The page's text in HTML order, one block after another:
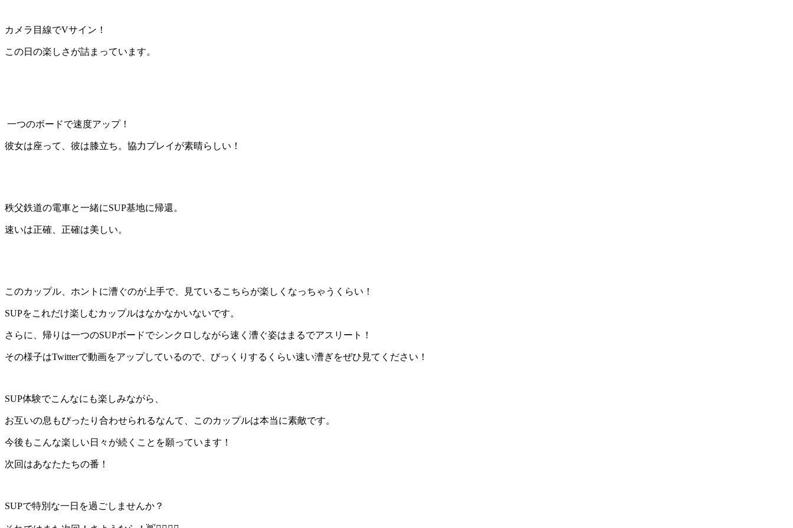
カメラ目線でVサイン！
この日の楽しさが詰まっています。
一つのボードで速度アップ！
彼女は座って、彼は膝立ち。協力プレイが素晴らしい！
秩父鉄道の電車と一緒にSUP基地に帰還。
速いは正確、正確は美しい。
このカップル、ホントに漕ぐのが上手で、見ているこちらが楽しくなっちゃうくらい！
SUPをこれだけ楽しむカップルはなかなかいないです。
さらに、帰りは一つのSUPボードでシンクロしながら速く漕ぐ姿はまるでアスリート！
その様子はTwitterで動画をアップしているので、びっくりするくらい速い漕ぎをぜひ見てください！
SUP体験でこんなにも楽しみながら、
お互いの息もぴったり合わせられるなんて、このカップルは本当に素敵です。
今後もこんな楽しい日々が続くことを願っています！
次回はあなたたちの番！
SUPで特別な一日を過ごしませんか？